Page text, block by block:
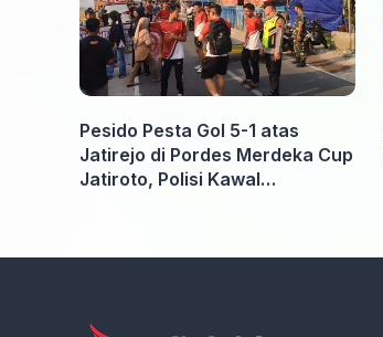
Pesido Pesta Gol 5-1 atas
Jatirejo di Pordes Merdeka Cup
Jatiroto, Polisi Kawal